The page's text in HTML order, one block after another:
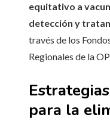
equitativo a
detección y
través de los
Regionales de la
para la